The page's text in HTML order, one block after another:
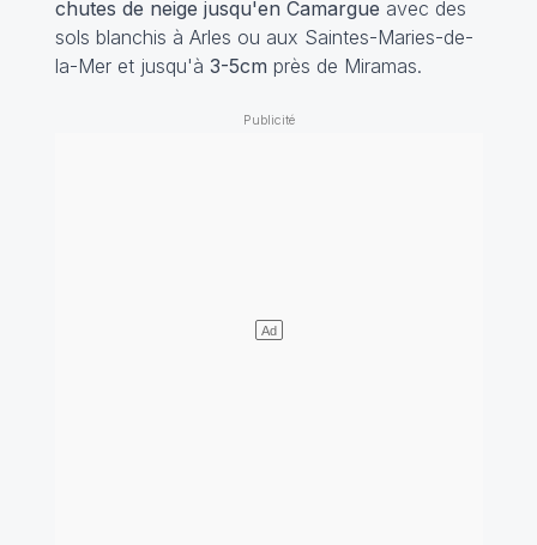
chutes de neige jusqu'en Camargue avec des
sols blanchis à Arles ou aux Saintes-Maries-de-
la-Mer et jusqu'à 3-5cm près de Miramas.